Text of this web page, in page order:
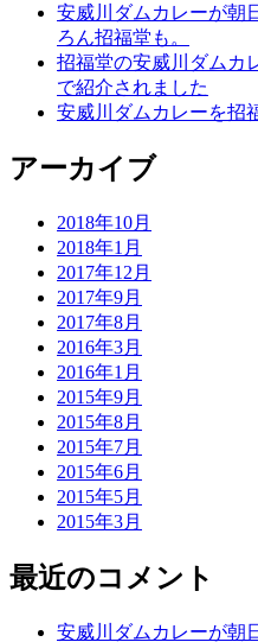
安威川ダムカレーが朝
ろん招福堂も。
招福堂の安威川ダムカ
で紹介されました
安威川ダムカレーを招
アーカイブ
2018年10月
2018年1月
2017年12月
2017年9月
2017年8月
2016年3月
2016年1月
2015年9月
2015年8月
2015年7月
2015年6月
2015年5月
2015年3月
最近のコメント
安威川ダムカレーが朝